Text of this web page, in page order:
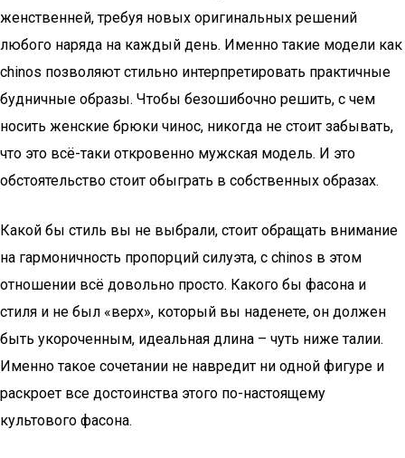
женственней, требуя новых оригинальных решений
любого наряда на каждый день. Именно такие модели как
сhinos позволяют стильно интерпретировать практичные
будничные образы. Чтобы безошибочно решить, с чем
носить женские брюки чинос, никогда не стоит забывать,
что это всё-таки откровенно мужская модель. И это
обстоятельство стоит обыграть в собственных образах.
Какой бы стиль вы не выбрали, стоит обращать внимание
на гармоничность пропорций силуэта, с сhinos в этом
отношении всё довольно просто. Какого бы фасона и
стиля и не был «верх», который вы наденете, он должен
быть укороченным, идеальная длина – чуть ниже талии.
Именно такое сочетании не навредит ни одной фигуре и
раскроет все достоинства этого по-настоящему
культового фасона.